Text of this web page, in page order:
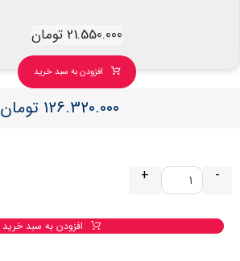
21.550.000تومان
افزودن به سبد خرید
126.320.000 تومان
-
+
افزودن به سبد خرید